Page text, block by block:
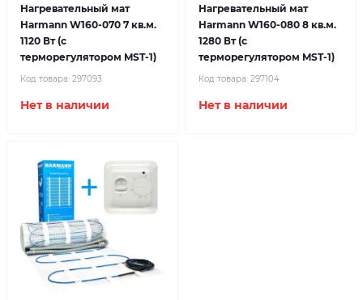
Нагревательный мат
Harmann W160-070 7 кв.м.
1120 Вт (с
терморегулятором MST-1)
Код товара: 297093
Нет в наличии
Нагревательный мат
Harmann W160-080 8 кв.м.
1280 Вт (с
терморегулятором MST-1)
Код товара: 297104
Нет в наличии